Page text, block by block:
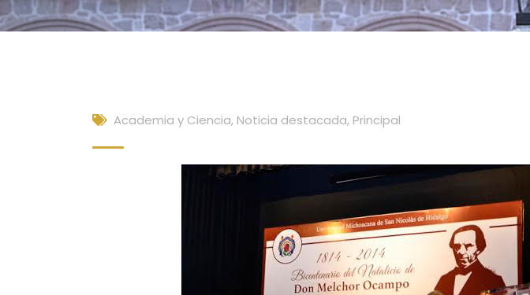
Academia y Ciencia, Noticia destacada, Principal